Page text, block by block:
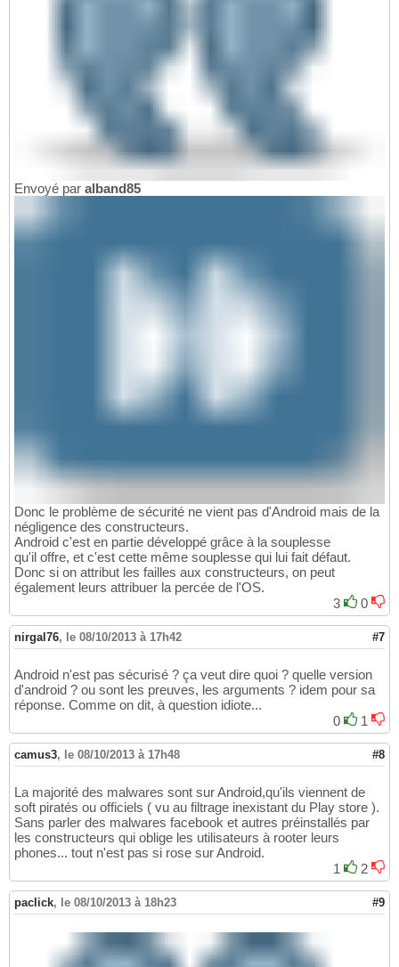
Envoyé par alband85
Donc le problème de sécurité ne vient pas d'Android mais de la
négligence des constructeurs.
Android c'est en partie développé grâce à la souplesse
qu'il offre, et c'est cette même souplesse qui lui fait défaut.
Donc si on attribut les failles aux constructeurs, on peut
également leurs attribuer la percée de l'OS.
3
0
nirgal76, le 08/10/2013 à 17h42 #7
Android n'est pas sécurisé ? ça veut dire quoi ? quelle version
d'android ? ou sont les preuves, les arguments ? idem pour sa
réponse. Comme on dit, à question idiote...
0
1
camus3, le 08/10/2013 à 17h48 #8
La majorité des malwares sont sur Android,qu'ils viennent de
soft piratés ou officiels ( vu au filtrage inexistant du Play store ).
Sans parler des malwares facebook et autres préinstallés par
les constructeurs qui oblige les utilisateurs à rooter leurs
phones... tout n'est pas si rose sur Android.
1
2
paclick, le 08/10/2013 à 18h23 #9